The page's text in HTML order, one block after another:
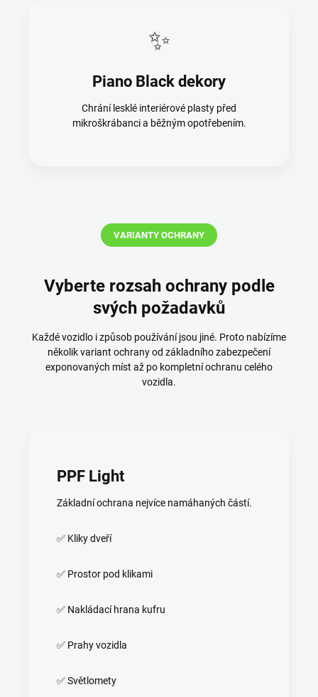
✨
Piano Black dekory
Chrání lesklé interiérové plasty před
mikroškrábanci a běžným opotřebením.
VARIANTY OCHRANY
Vyberte rozsah ochrany podle
svých požadavků
Každé vozidlo i způsob používání jsou jiné. Proto nabízíme
několik variant ochrany od základního zabezpečení
exponovaných míst až po kompletní ochranu celého
vozidla.
PPF Light
Základní ochrana nejvíce namáhaných částí.
✅ Kliky dveří
✅ Prostor pod klikami
✅ Nakládací hrana kufru
✅ Prahy vozidla
✅ Světlomety